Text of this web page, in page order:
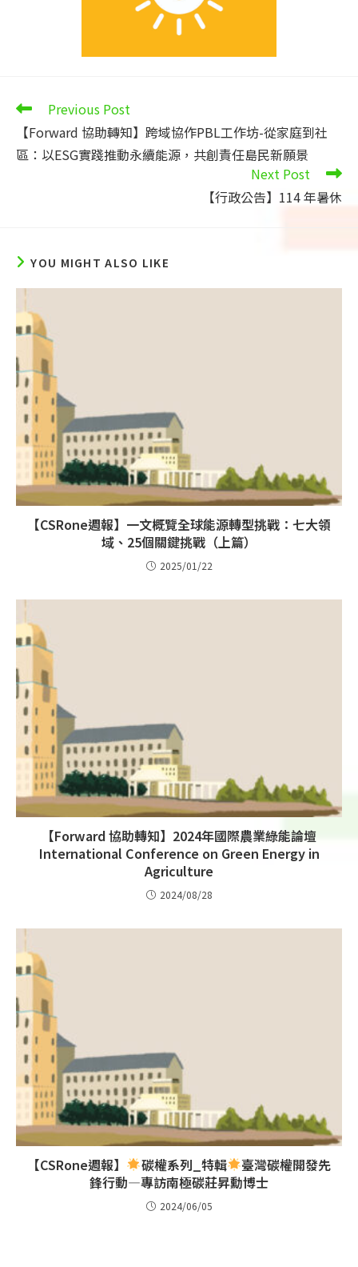
Read
articles
Previous Post
【Forward 協助轉知】跨域協作PBL工作坊-從家庭到社
區：以ESG實踐推動永續能源，共創責任島民新願景
Next Post
【行政公告】114 年暑休
YOU MIGHT ALSO LIKE
【CSRone週報】一文概覽全球能源轉型挑戰：七大領
域、25個關鍵挑戰（上篇）
2025/01/22
【Forward 協助轉知】2024年國際農業綠能論壇
International Conference on Green Energy in
Agriculture
2024/08/28
【CSRone週報】 碳權系列_特輯
臺灣碳權開發先
鋒行動—專訪南極碳莊昇勳博士
2024/06/05